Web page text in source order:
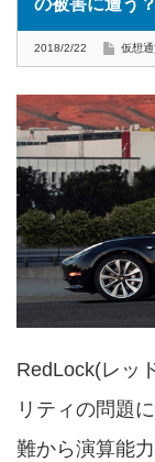
の被害に遭う？
2018/2/22 仮想
RedLock(レッ
リティの問題
難から演算能